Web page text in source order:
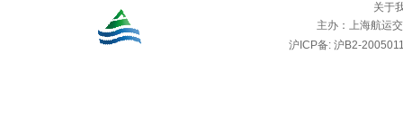
关于
主办： 上海航运
沪ICP备: 沪B2-